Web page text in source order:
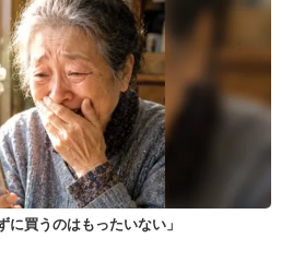
買うのはもったいない」